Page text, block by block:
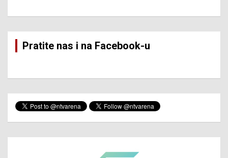
Pratite nas i na Facebook-u